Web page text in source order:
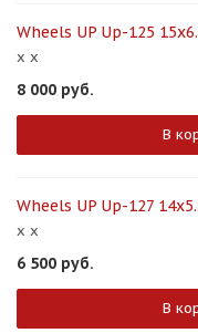
Wheels UP Up-125
x x
8 000 руб.
В
Wheels UP Up-127
x x
6 500 руб.
В